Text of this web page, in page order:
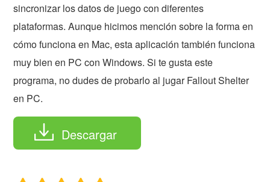
sincronizar los datos de juego con diferentes
plataformas. Aunque hicimos mención sobre la forma en
cómo funciona en Mac, esta aplicación también funciona
muy bien en PC con Windows. Si te gusta este
programa, no dudes de probarlo al jugar Fallout Shelter
en PC.
Descargar